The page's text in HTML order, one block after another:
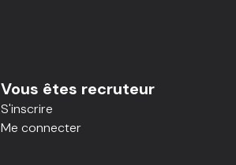
Vous êtes recruteur
S'inscrire
Me connecter